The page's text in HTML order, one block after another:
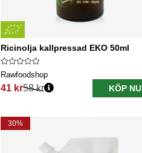
Ricinolja kallpressad EKO 50ml
Rawfoodshop
41 kr
Ordinarie pris:
58 kr KÖP NU
30%